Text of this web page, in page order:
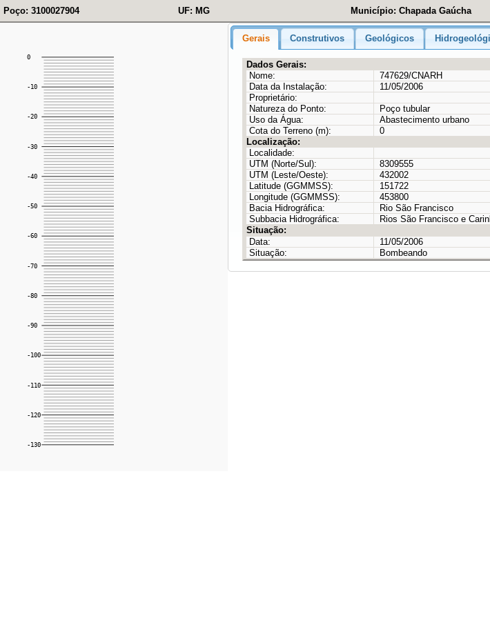
Poço: 3100027904 UF: MG Município: Chapada Gaúcha
Gerais Construtivos Geológicos
Dados Gerais:
Nome:
747629/CNARH
Data da Instalação:
11/05/2006
Proprietário:
Natureza do Ponto:
Poço tubular
Uso da Água:
Abastecimento urbano
Cota do Terreno (m):
0
Localização:
Localidade:
UTM (Norte/Sul):
8309555
UTM (Leste/Oeste):
432002
Latitude (GGMMSS):
151722
Longitude (GGMMSS):
453800
Bacia Hidrográfica:
Rio São Francisco
Subbacia Hidrográfica:
Rios São Francisco e
Situação:
Data:
11/05/2006
Situação:
Bombeando